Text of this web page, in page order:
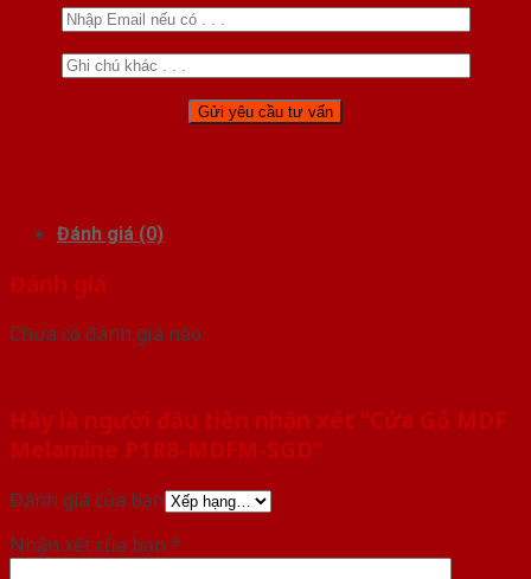
Đánh giá (0)
Đánh giá
Chưa có đánh giá nào.
Hãy là người đầu tiên nhận xét “Cửa Gỗ MDF
Melamine P1R8-MDFM-SGD”
Đánh giá của bạn
Nhận xét của bạn *